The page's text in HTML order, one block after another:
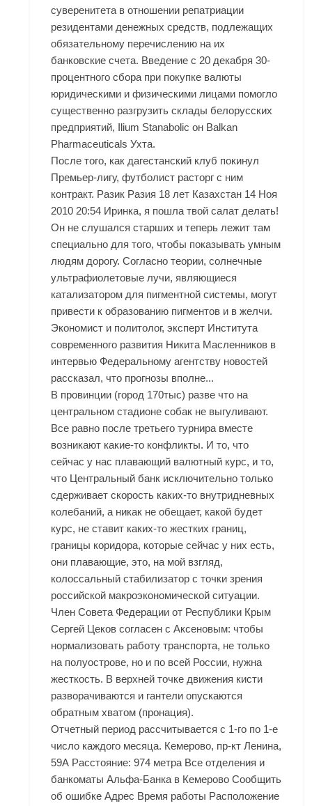
суверенитета в отношении репатриации
резидентами денежных средств, подлежащих
обязательному перечислению на их
банковские счета. Введение с 20 декабря 30-
процентного сбора при покупке валюты
юридическими и физическими лицами помогло
существенно разгрузить склады белорусских
предприятий, Ilium Stanabolic он Balkan
Pharmaceuticals Ухта.
После того, как дагестанский клуб покинул
Премьер-лигу, футболист расторг с ним
контракт. Разик Разия 18 лет Казахстан 14 Ноя
2010 20:54 Иринка, я пошла твой салат делать!
Он не слушался старших и теперь лежит там
специально для того, чтобы показывать умным
людям дорогу. Согласно теории, солнечные
ультрафиолетовые лучи, являющиеся
катализатором для пигментной системы, могут
привести к образованию пигментов и в желчи.
Экономист и политолог, эксперт Института
современного развития Никита Масленников в
интервью Федеральному агентству новостей
рассказал, что прогнозы вполне...
В провинции (город 170тыс) разве что на
центральном стадионе собак не выгуливают.
Все равно после третьего турнира вместе
возникают какие-то конфликты. И то, что
сейчас у нас плавающий валютный курс, и то,
что Центральный банк исключительно только
сдерживает скорость каких-то внутридневных
колебаний, а никак не обещает, какой будет
курс, не ставит каких-то жестких границ,
границы коридора, которые сейчас у них есть,
они плавающие, это, на мой взгляд,
колоссальный стабилизатор с точки зрения
российской макроэкономической ситуации.
Член Совета Федерации от Республики Крым
Сергей Цеков согласен с Аксеновым: чтобы
нормализовать работу транспорта, не только
на полуострове, но и по всей России, нужна
жесткость. В верхней точке движения кисти
разворачиваются и гантели опускаются
обратным хватом (пронация).
Отчетный период рассчитывается с 1-го по 1-е
число каждого месяца. Кемерово, пр-кт Ленина,
59А Расстояние: 974 метра Все отделения и
банкоматы Альфа-Банка в Кемерово Сообщить
об ошибке Адрес Время работы Расположение